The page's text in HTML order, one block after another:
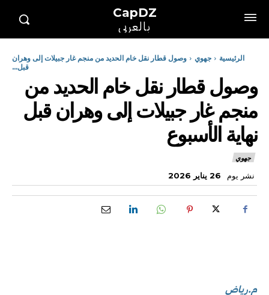
CapDZ
بالعربي
الرئيسية جهوي
وصول قطار نقل خام الحديد من منجم غار جبيلات إلى وهران
قبل...
وصول قطار نقل خام الحديد من
منجم غار جبيلات إلى وهران قبل
نهاية الأسبوع
جهوي
نشر يوم 26 يناير 2026
م.رياض